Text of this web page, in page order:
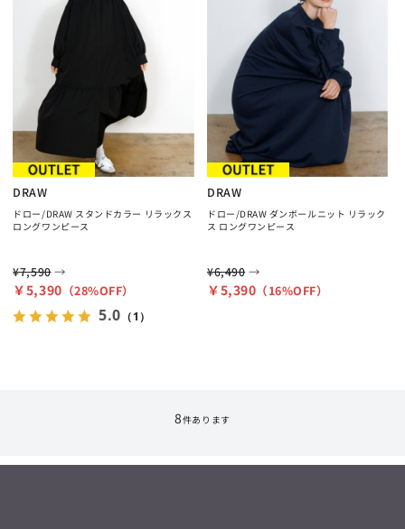
DRAW
ドロー/DRAW スタンドカラー リラックス
ロングワンピース
¥7,590 →
￥5,390 （28%OFF）
5.0 （1）
DRAW
ドロー/DRAW ダンボールニット リラック
ス ロングワンピース
¥6,490 →
￥5,390 （16%OFF）
8件あります